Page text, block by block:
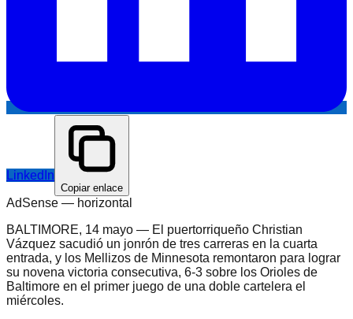
LinkedIn
Copiar enlace
AdSense — horizontal
BALTIMORE, 14 mayo — El puertorriqueño Christian
Vázquez sacudió un jonrón de tres carreras en la cuarta
entrada, y los Mellizos de Minnesota remontaron para lograr
su novena victoria consecutiva, 6-3 sobre los Orioles de
Baltimore en el primer juego de una doble cartelera el
miércoles.